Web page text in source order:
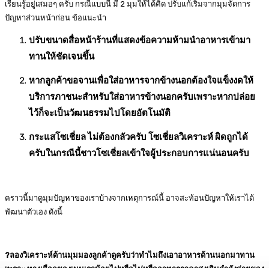
เรียนรู้อยู่เสมอๆ ครับ กรณีแบบนี้ มี 2 มุมให้ได้คิด ปรับแก้เริ่มจากมุมจัดการ
ปัญหาส่วนหน้าก่อน ข้อแนะนำ
ปรับขนาดสื่อหน้าร้านที่แสดงข้อความห้ามนำอาหารเข้ามา
ทานให้ชัดเจนขึ้น
หากลูกค้าขอจานเพื่อใส่อาหารจากข้างนอกต้องใจแข็งงดให้
บริการภาชนะสำหรับใส่อาหารข้างนอกครับเพราะหากปล่อย
ไว้ก็จะเป็นวัฒนธรรมไปโดยอัตโนมัติ
กระแสโซเชี่ยล ไม่ต้องกลัวครับ โซเชี่ยลวิเคราะห์ ผิดถูกได้
ครับในกรณีนี้ชาวโซเชี่ยลเข้าใจผู้ประกอบการแน่นอนครับ
คราวนี้มาดูมุมปัญหาของเราบ้างจากเหตุการณ์นี้ อาจสะท้อนปัญหาให้เราได้
พัฒนาตัวเอง ดังนี้
?ลองวิเคราะห์ด้านมุมมองลูกค้าดูครับว่าทำไมถึงเอาอาหารด้านนอกมาทาน